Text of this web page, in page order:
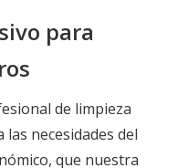
para
de limpieza
necesidades del
que nuestra